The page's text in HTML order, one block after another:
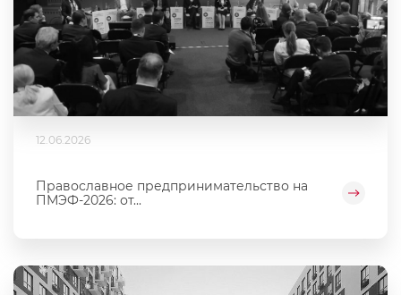
12.06.2026
Православное предпринимательство на
ПМЭФ-2026: от...